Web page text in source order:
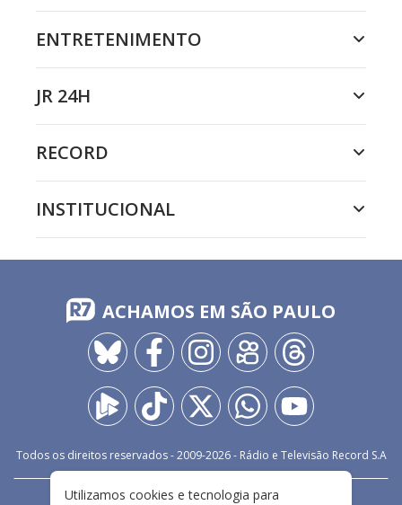
ENTRETENIMENTO
JR 24H
RECORD
INSTITUCIONAL
ACHAMOS EM SÃO PAULO
Todos os direitos reservados - 2009-2026- Rádio e Televisão Record S.A
Utilizamos cookies e tecnologia para